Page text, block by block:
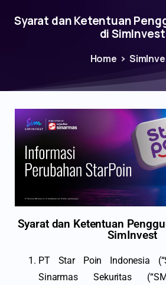
Syarat dan Ketentuan
di SimInvest​
Home
Syarat dan Ketentuan
SimInvest
PT Star Poin Indonesia
Sinarmas Sekuritas